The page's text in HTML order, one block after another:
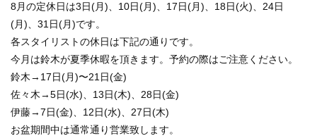
8月の定休日は3日(月)、10日(月)、17日(月)、18日(火)、24日
(月)、31日(月)です。
各スタイリストの休日は下記の通りです。
今月は鈴木が夏季休暇を頂きます。予約の際はご注意ください。
鈴木→17日(月)〜21日(金)
佐々木→5日(水)、13日(木)、28日(金)
伊藤→7日(金)、12日(水)、27日(木)
お盆期間中は通常通り営業致します。